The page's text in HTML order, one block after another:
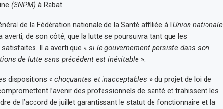
(SNPM) à Rabat.
de la Fédération nationale de la Santé affiliée à l’Union nationale
averti, de son côté, que la lutte se poursuivra tant que les
Il a averti que « si le gouvernement persiste dans son
de lutte sans précédent est inévitable».
dispositions « choquantes et inacceptables » du projet de loi de
l’avenir des professionnels de santé et trahissent les
de l’accord de juillet garantissant le statut de fonctionnaire et la